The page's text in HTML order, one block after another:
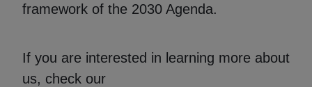
framework of the 2030 Agenda.
If you are interested in learning more about
us, check our